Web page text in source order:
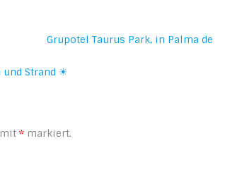
Grupotel Taurus Park, in Palma de
und Strand ☀
* markiert.